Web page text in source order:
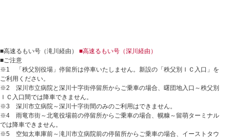
■高速るもい号（滝川経由） ■高速るもい号（深川経由）
■ご注意
※1 「秩父別役場」停留所は停車いたしません。新設の「秩父別ＩＣ入口」を
ご利用ください。
※2 深川市立病院と深川十字街停留所からご乗車の場合、曙団地入口～秩父別
ＩＣ入口間では降車できません。
※3 深川市立病院～深川十字街間のみのご利用はできません。
※4 雨竜市街～北竜役場前の停留所からご乗車の場合、幌糠～留萌ターミナル
では降車できません。
※5 空知太車庫前～滝川市立病院前の停留所からご乗車の場合、イーストタウ